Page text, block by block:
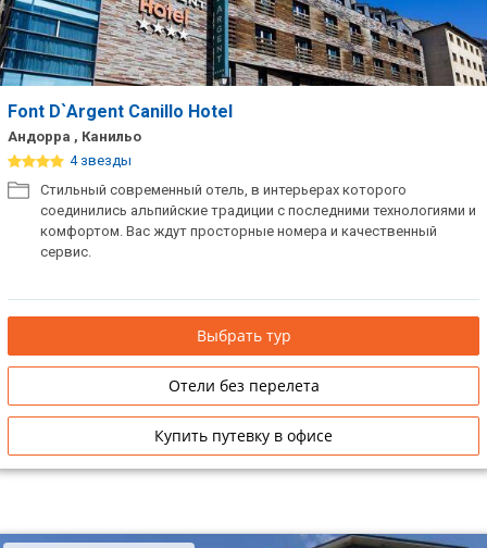
Font D`Argent Canillo Hotel
Андорра , Канильо
4 звезды
Стильный современный отель, в интерьерах которого
соединились альпийские традиции с последними технологиями и
комфортом. Вас ждут просторные номера и качественный
сервис.
Выбрать тур
Отели без перелета
Купить путевку в офисе